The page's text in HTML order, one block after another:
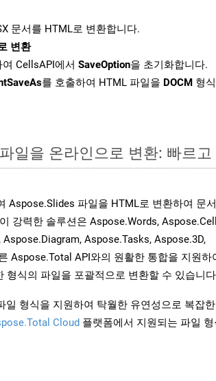
문서를 HTML로 변환합니다.
변환
CellsAPI에서 SaveOption을 초기화합니다.
를 호출하여 HTML 파일을 DOCM 형
일을 온라인으로 변환: 빠르
Aspose.Slides 파일을 HTML로 변환하여 문
강력한 솔루션은 Aspose.Words,
Aspose.Tasks, Aspose.3D,
Aspose.Total API와의 원활한 통합을 지원하
형식의 파일을 포괄적으로 변환할 수 있습니
형식을 지원하여 탁월한 유연성으로 복잡한
Cloud 플랫폼에서 지원되는 파일 형